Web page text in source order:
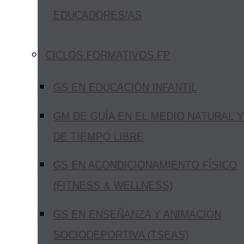
EDUCADORES/AS
CICLOS FORMATIVOS FP
GS EN EDUCACIÓN INFANTIL
GM DE GUÍA EN EL MEDIO NATURAL Y
DE TIEMPO LIBRE
GS EN ACONDICIONAMIENTO FÍSICO
(FITNESS & WELLNESS)
GS EN ENSEÑANZA Y ANIMACIÓN
SOCIODEPORTIVA (TSEAS)